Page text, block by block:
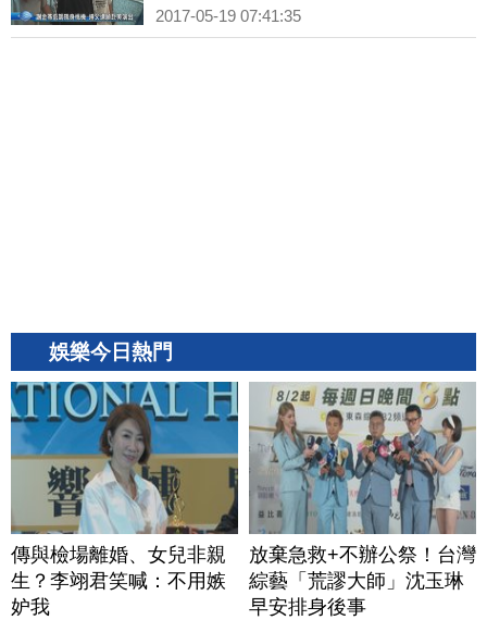
2017-05-19 07:41:35
娛樂今日熱門
傳與檢場離婚、女兒非親
生？李翊君笑喊：不用嫉
妒我
放棄急救+不辦公祭！台灣
綜藝「荒謬大師」沈玉琳
早安排身後事